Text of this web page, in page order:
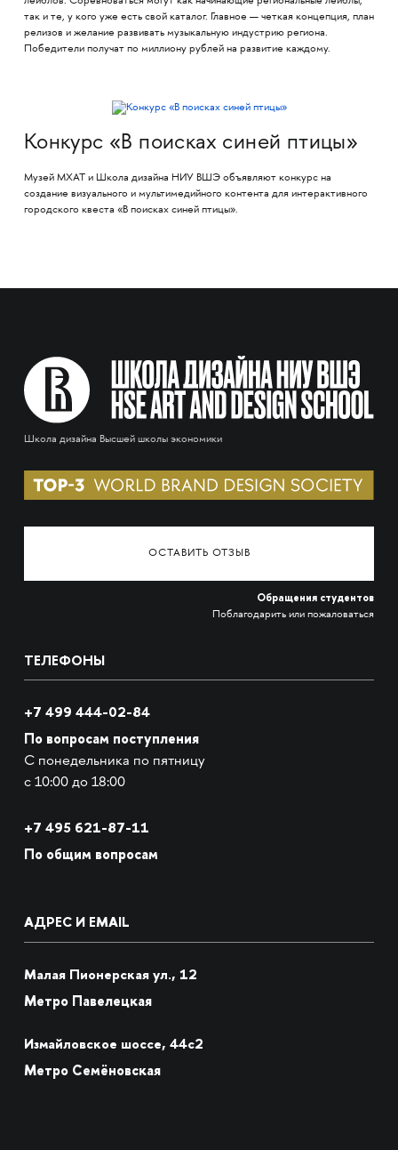
так и те, у кого уже есть свой каталог. Главное — четкая концепция, план
релизов и желание развивать музыкальную индустрию региона.
Победители получат по миллиону рублей на развитие каждому.
Конкурс «В поисках синей птицы»
Музей МХАТ и Школа дизайна НИУ ВШЭ объявляют конкурс на
создание визуального и мультимедийного контента для интерактивного
городского квеста «В поисках синей птицы».
Школа дизайна Высшей школы экономики
ОСТАВИТЬ ОТЗЫВ
Обращения студентов
Поблагодарить или пожаловаться
ТЕЛЕФОНЫ
+7 499 444-02-84
По вопросам поступления
С понедельника по пятницу
с 10:00 до 18:00
+7 495 621-87-11
По общим вопросам
АДРЕС И EMAIL
Малая Пионерская ул., 12
Метро Павелецкая
Измайловское шоссе, 44с2
Метро Семёновская